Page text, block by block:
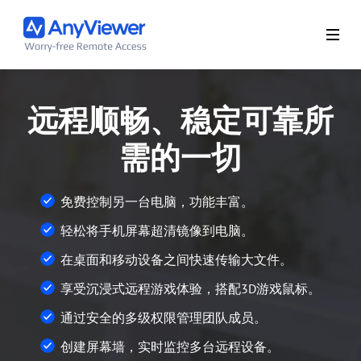
远程顺畅、稳定可靠所
需的一切
免费控制另一台电脑，功能丰富。
轻松将手机屏幕超清镜像到电脑。
在桌面和移动设备之间快速传输大文件。
享受沉浸式远程游戏体验，搭配3D游戏鼠标。
通过安全的多级权限管理团队成员。
创建屏幕墙，实时监控多台远程设备。